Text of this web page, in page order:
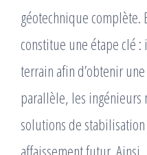
géotechnique complète.
constitue une étape clé
terrain afin d’obtenir
parallèle, les ingénieurs
solutions de
affaissement futur.